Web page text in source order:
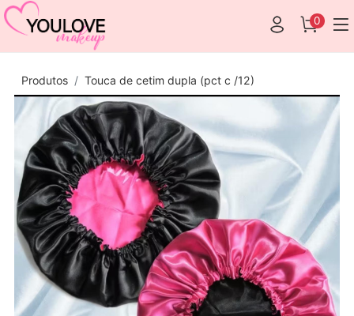
0
Produtos Touca de cetim dupla (pct c /12)